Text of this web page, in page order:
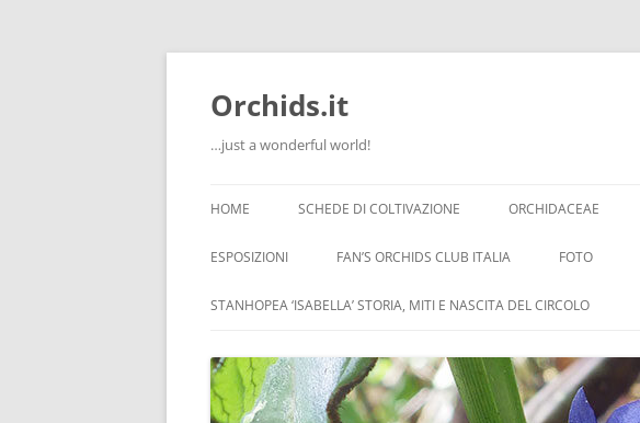
Orchids.it
…just a wonderful world!
HOME
INFO
LA SERRA DI GUIDO
SCHEDE DI COLTIVAZIONE ORCHIDACEAE
ESPOSIZIONI FAN’S ORCHIDS CLUB ITALIA FOTO
STANHOPEA ‘ISABELLA’ STORIA, MITI E NASCITA DEL CIRCOLO